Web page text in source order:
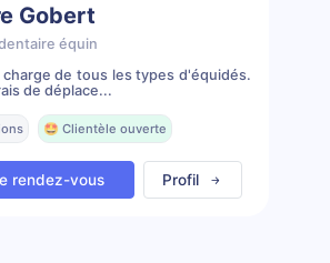
Gobert
équin
de tous les types d'équidés.
de déplace...
🤩 Clientèle ouverte
rendez-vous Profil